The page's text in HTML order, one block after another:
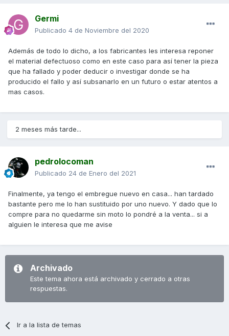
Germi
Publicado 4 de Noviembre del 2020
Además de todo lo dicho, a los fabricantes les interesa reponer
el material defectuoso como en este caso para así tener la pieza
que ha fallado y poder deducir o investigar donde se ha
producido el fallo y así subsanarlo en un futuro o estar atentos a
mas casos.
2 meses más tarde...
pedrolocoman
Publicado 24 de Enero del 2021
Finalmente, ya tengo el embregue nuevo en casa... han tardado
bastante pero me lo han sustituido por uno nuevo. Y dado que lo
compre para no quedarme sin moto lo pondré a la venta... si a
alguien le interesa que me avise
Archivado
Este tema ahora está archivado y cerrado a otras
respuestas.
Ir a la lista de temas